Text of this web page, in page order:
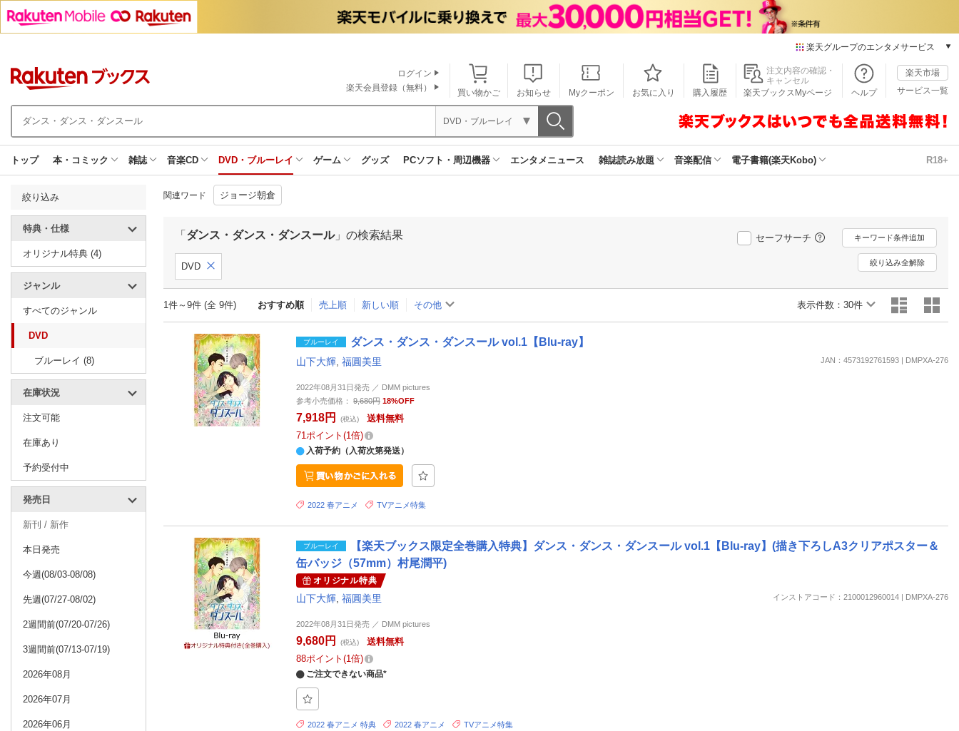
楽天グループのエンタメサービス
本/ゲーム/CD/DVD
楽天ブックス
楽天Kobo
動画配信ガイド
Rakuten PLAY
無料テレビ
チケット
楽天チケット
買い物かご お知らせ Myクーポン お気に入り 購入履歴
注文内容の確認・
キャンセル
楽天ブックスMyページ
ヘルプ
楽天市場
サービス一覧
ログイン
楽天会員登録（無料）
DVD・ブルーレイ
トップ 本・コミック 雑誌 音楽CD DVD・ブルーレイ ゲーム グッズ PCソフト・周辺機器 エンタメニュース 雑誌読み放題 音楽配信 電子書籍(楽天Kobo) R18+
絞り込み
特典・仕様
オリジナル特典 (4)
ジャンル
すべてのジャンル
DVD
ブルーレイ (8)
在庫状況
注文可能
在庫あり
予約受付中
発売日
新刊 / 新作
本日発売
今週(08/03-08/08)
先週(07/27-08/02)
2週間前(07/20-07/26)
3週間前(07/13-07/19)
2026年08月
2026年07月
2026年06月
関連ワード ジョージ朝倉
「 ダンス・ダンス・ダンスール」の検索結果 セーフサーチ キーワード条件追加
DVD 絞り込み全解除
1件～9件 (全 9件) おすすめ順 売上順 新しい順 その他 表示件数： 30件
ブルーレイ ダンス・ダンス・ダンスール vol.1【Blu-ray】
山下大輝 福圓美里 JAN：4573192761593 | DMPXA-276
2022年08月31日発売 ／ DMM pictures
参考小売価格：
9,680円 18%OFF
7,918円 (税込)
送料無料
71 ポイント 1倍
入荷予約（入荷次第発送）
2022 春アニメ TVアニメ特集
ブルーレイ
【楽天ブックス限定全巻購入特典】ダンス・ダンス・ダンスール vol.1【Blu-ray】(描き下ろしA3クリアポスター＆
缶バッジ（57mm）村尾潤平)
オリジナル特典
山下大輝 福圓美里 インストアコード：2100012960014 | DMPXA-276
2022年08月31日発売 ／ DMM pictures
9,680円 (税込)
送料無料
88ポイント 1倍
ご注文できない商品*
2022 春アニメ 特典 2022 春アニメ TVアニメ特集